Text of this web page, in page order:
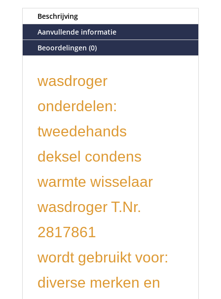
Beschrijving
Aanvullende informatie
Beoordelingen (0)
wasdroger
onderdelen:
tweedehands
deksel condens
warmte wisselaar
wasdroger T.Nr.
2817861
wordt gebruikt voor:
diverse merken en